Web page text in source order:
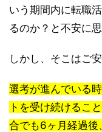
いう期間内に転職
るのか？と不安に
しかし、そこはご
選考が進んでいる
トを受け続けるこ
合でも6ヶ月経過後